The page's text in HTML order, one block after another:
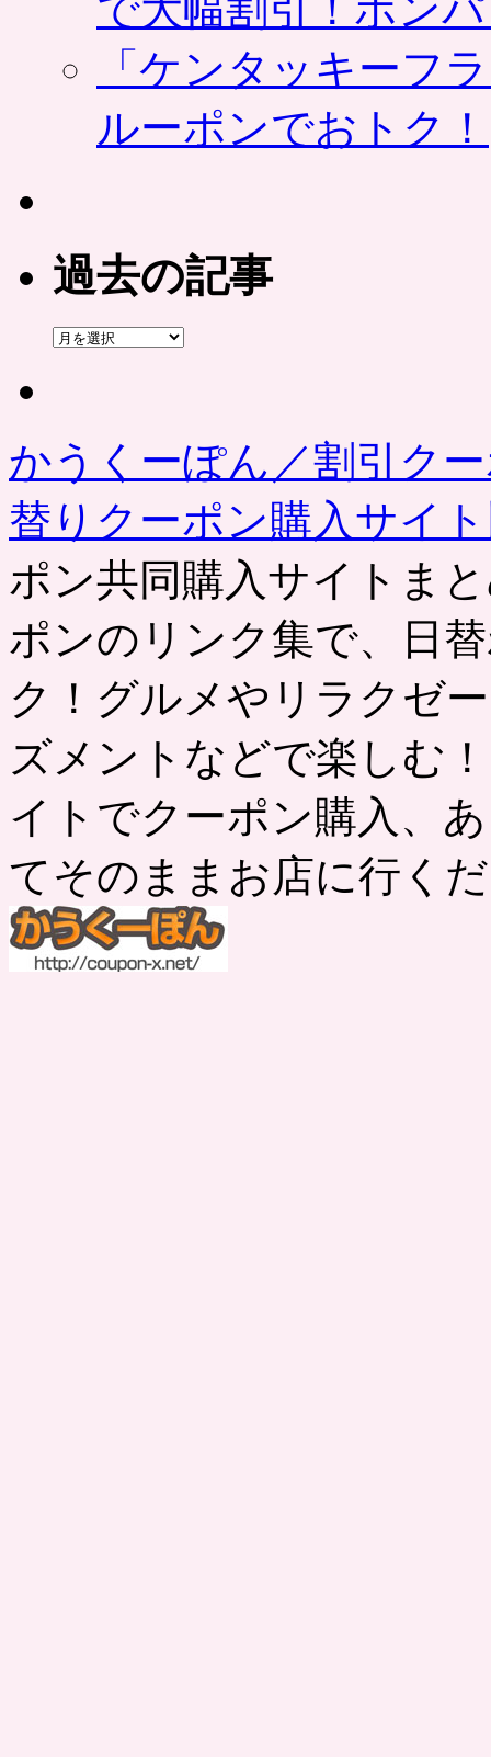
「ケンタッキーフ
ルーポンでおトク！
過去の記事
過
かうくーぽん／割引ク
替りクーポン購入サイ
ポン共同購入サイトま
ポンのリンク集で、日
ク！グルメやリラクゼ
ズメントなどで楽しむ
イトでクーポン購入、
てそのままお店に行く